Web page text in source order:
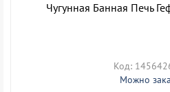
Чугунная Банная Печь
Код:
Можно